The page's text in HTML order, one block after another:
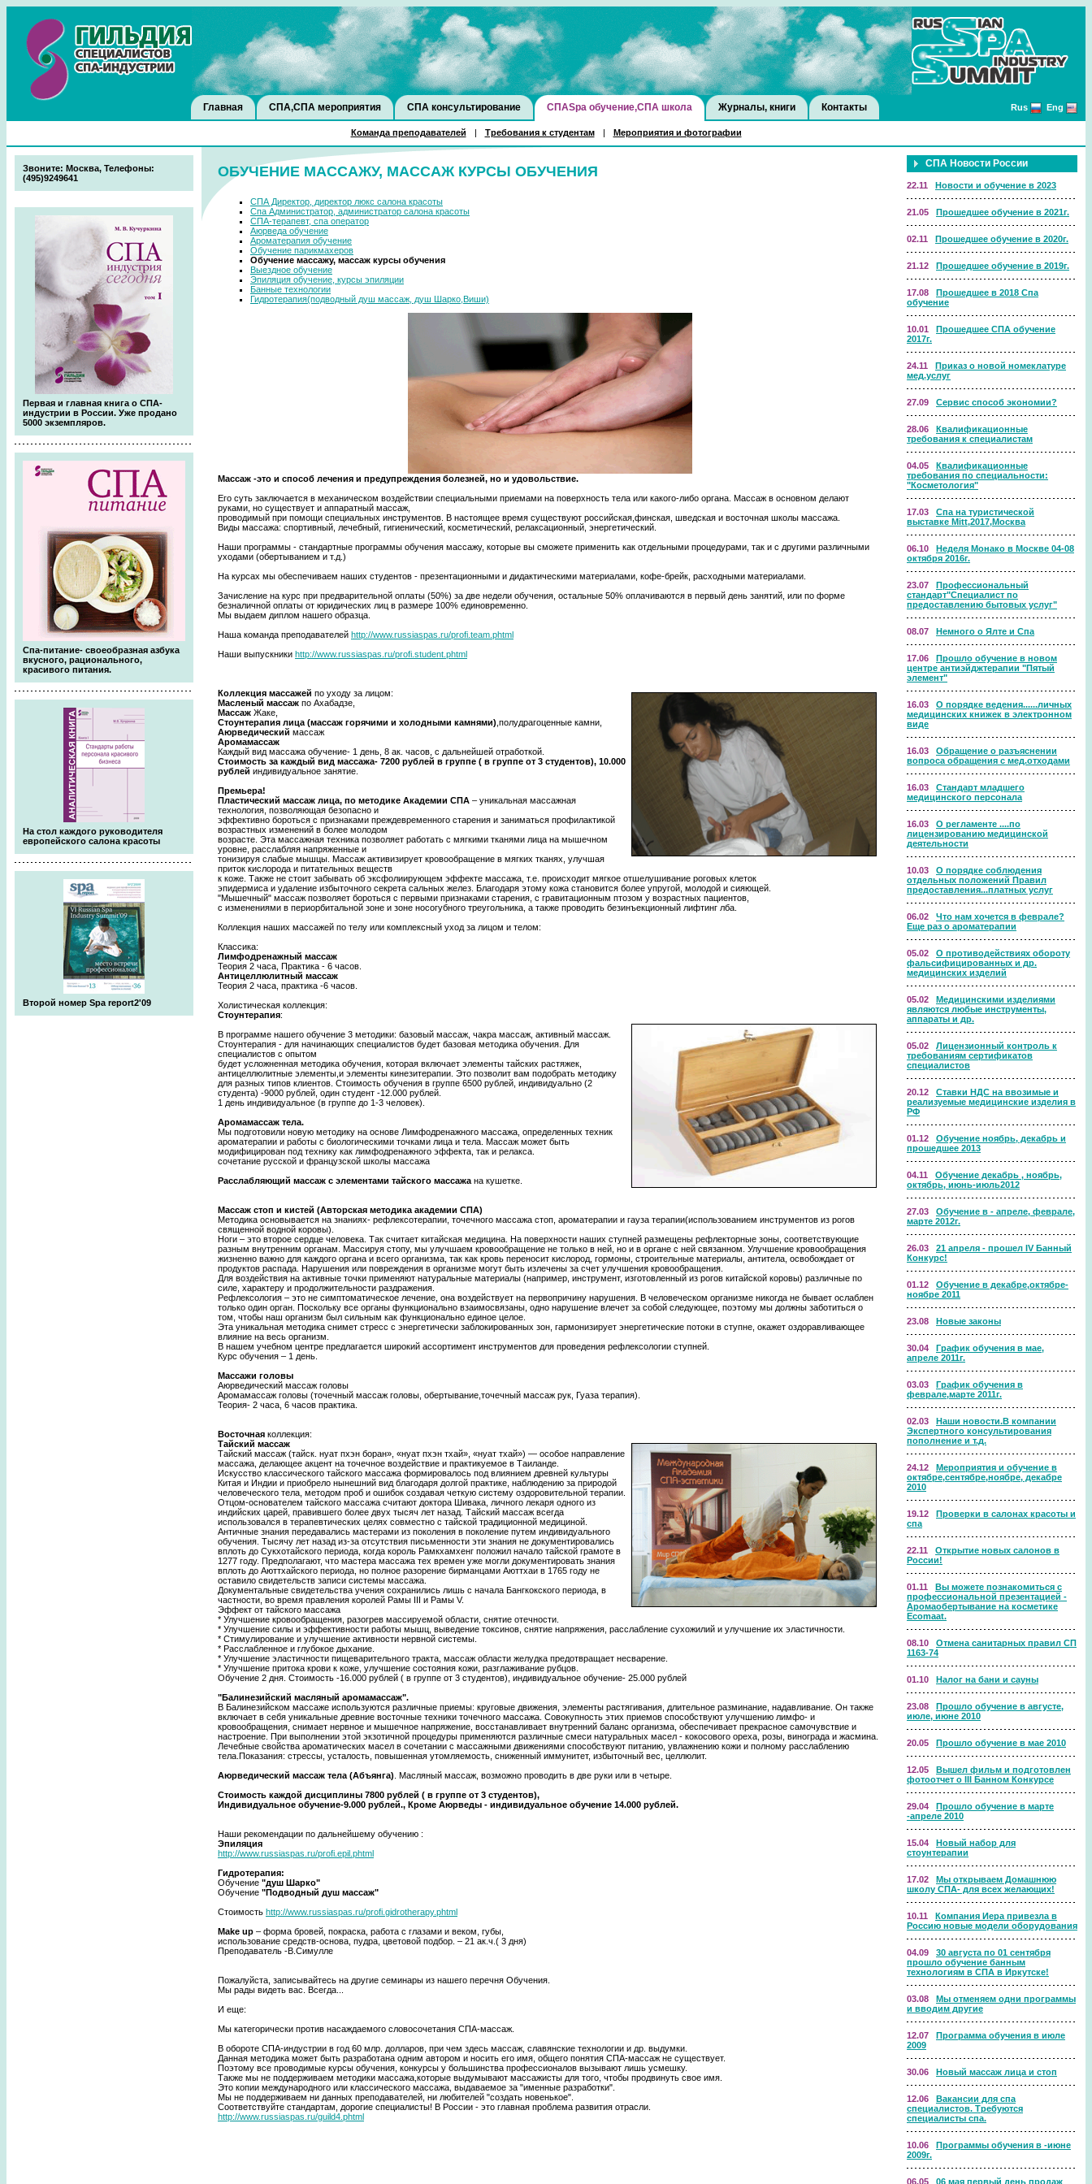
Главная СПА,СПА мероприятия СПА консультирование СПАSpa обучение,СПА школа Журналы, книги Контакты Rus Eng
Команда преподавателей | Требования к студентам | Мероприятия и фотографии
Звоните: Москва, Телефоны:
(495)9249641
Первая и главная книга о СПА-
индустрии в России. Уже продано
5000 экземпляров.
Спа-питание- своеобразная азбука
вкусного, рационального,
красивого питания.
На стол каждого руководителя
европейского салона красоты
Второй номер Spa report2'09
ОБУЧЕНИЕ МАССАЖУ, МАССАЖ КУРСЫ ОБУЧЕНИЯ
СПА Директор, директор люкс салона красоты
Спа Администратор, администратор салона красоты
СПА-терапевт, спа оператор
Аюрведа обучение
Ароматерапия обучение
Обучение парикмахеров
Обучение массажу, массаж курсы обучения
Выездное обучение
Эпиляция обучение, курсы эпиляции
Банные технологии
Гидротерапия(подводный душ массаж, душ Шарко,Виши)
Массаж -это и способ лечения и предупреждения болезней, но и удовольствие.
Его суть заключается в механическом воздействии специальными приемами на поверхность тела или какого-либо органа. Массаж в основном делают
руками, но существует и аппаратный массаж,
проводимый при помощи специальных инструментов. В настоящее время существуют российская,финская, шведская и восточная школы массажа.
Виды массажа: спортивный, лечебный, гигиенический, косметический, релаксационный, энергетический.
Наши программы - стандартные программы обучения массажу, которые вы сможете применить как отдельными процедурами, так и с другими различными
уходами (обертыванием и т.д.)
На курсах мы обеспечиваем наших студентов - презентационными и дидактическими материалами, кофе-брейк, расходными материалами.
Зачисление на курс при предварительной оплаты (50%) за две недели обучения, остальные 50% оплачиваются в первый день занятий, или по форме
безналичной оплаты от юридических лиц в размере 100% единовременно.
Мы выдаем диплом нашего образца.
Наша команда преподавателей http://www.russiaspas.ru/profi.team.phtml
Наши выпускники http://www.russiaspas.ru/profi.student.phtml
Коллекция массажей по уходу за лицом:
Масленый массаж по Ахабадзе,
Массаж Жаке,
Стоунтерапия лица (массаж горячими и холодными камнями) ,полудрагоценные камни,
Аюрведический массаж
Аромамассаж
Каждый вид массажа обучение- 1 день, 8 ак. часов, с дальнейшей отработкой.
Стоимость за каждый вид массажа- 7200 рублей в группе ( в группе от 3 студентов), 10.000
рублей индивидуальное занятие.
Премьера!
Пластический массаж лица, по методике Академии СПА – уникальная массажная
технология, позволяющая безопасно и
эффективно бороться с признаками преждевременного старения и заниматься профилактикой
возрастных изменений в более молодом
возрасте. Эта массажная техника позволяет работать с мягкими тканями лица на мышечном
уровне, расслабляя напряженные и
тонизируя слабые мышцы. Массаж активизирует кровообращение в мягких тканях, улучшая
приток кислорода и питательных веществ
к коже. Также не стоит забывать об эксфолиирующем эффекте массажа, т.е. происходит мягкое отшелушивание роговых клеток
эпидермиса и удаление избыточного секрета сальных желез. Благодаря этому кожа становится более упругой, молодой и сияющей.
"Мышечный" массаж позволяет бороться с первыми признаками старения, с гравитационным птозом у возрастных пациентов,
с изменениями в периорбитальной зоне и зоне носогубного треугольника, а также проводить безинъекционный лифтинг лба.
Коллекция наших массажей по телу или комплексный уход за лицом и телом:
Классика:
Лимфодренажный массаж
Теория 2 часа, Практика - 6 часов.
Антицеллюлитный массаж
Теория 2 часа, практика -6 часов.
Холистическая коллекция:
Стоунтерапия:
В программе нашего обучение 3 методики: базовый массаж, чакра массаж, активный массаж.
Стоунтерапия - для начинающих специалистов будет базовая методика обучения. Для
специалистов с опытом
будет усложненная методика обучения, которая включает элементы тайских растяжек,
антицеллюлитные элементы,и элементы кинезитерапии. Это позволит вам подобрать методику
для разных типов клиентов. Стоимость обучения в группе 6500 рублей, индивидуально (2
студента) -9000 рублей, один студент -12.000 рублей.
1 день индивидуальное (в группе до 1-3 человек).
Аромамассаж тела.
Мы подготовили новую методику на основе Лимфодренажного массажа, определенных техник
ароматерапии и работы с биологическими точками лица и тела. Массаж может быть
модифицирован под технику как лимфодренажного эффекта, так и релакса.
сочетание русской и французской школы массажа
Расслабляющий массаж с элементами тайского массажа на кушетке.
Массаж стоп и кистей (Авторская методика академии СПА)
Методика основывается на знаниях- рефлексотерапии, точечного массажа стоп, ароматерапии и гауза терапии(использованием инструментов из рогов
священной водной коровы).
Ноги – это второе сердце человека. Так считает китайская медицина. На поверхности наших ступней размещены рефлекторные зоны, соответствующие
разным внутренним органам. Массируя стопу, мы улучшаем кровообращение не только в ней, но и в органе с ней связанном. Улучшение кровообращения
жизненно важно для каждого органа и всего организма, так как кровь переносит кислород, гормоны, строительные материалы, антитела, освобождает от
продуктов распада. Нарушения или повреждения в организме могут быть излечены за счет улучшения кровообращения.
Для воздействия на активные точки применяют натуральные материалы (например, инструмент, изготовленный из рогов китайской коровы) различные по
силе, характеру и продолжительности раздражения.
Рефлексология – это не симптоматическое лечение, она воздействует на первопричину нарушения. В человеческом организме никогда не бывает ослаблен
только один орган. Поскольку все органы функционально взаимосвязаны, одно нарушение влечет за собой следующее, поэтому мы должны заботиться о
том, чтобы наш организм был сильным как функционально единое целое.
Эта уникальная методика снимет стресс с энергетически заблокированных зон, гармонизирует энергетические потоки в ступне, окажет оздоравливающее
влияние на весь организм.
В нашем учебном центре предлагается широкий ассортимент инструментов для проведения рефлексологии ступней.
Курс обучения – 1 день.
Массажи головы
Аюрведический массаж головы
Аромамассаж головы (точечный массаж головы, обертывание,точечный массаж рук, Гуаза терапия).
Теория- 2 часа, 6 часов практика.
Восточная коллекция:
Тайский массаж
Тайский массаж (тайск. нуат пхэн боран», «нуат пхэн тхай», «нуат тхай») — особое направление
массажа, делающее акцент на точечное воздействие и практикуемое в Таиланде.
Искусство классического тайского массажа формировалось под влиянием древней культуры
Китая и Индии и приобрело нынешний вид благодаря долгой практике, наблюдению за природой
человеческого тела, методом проб и ошибок создавая четкую систему оздоровительной терапии.
Отцом-основателем тайского массажа считают доктора Шивака, личного лекаря одного из
индийских царей, правившего более двух тысяч лет назад. Тайский массаж всегда
использовался в терапевтических целях совместно с тайской традиционной медициной.
Античные знания передавались мастерами из поколения в поколение путем индивидуального
обучения. Тысячу лет назад из-за отсутствия письменности эти знания не документировались
вплоть до Сукхотайского периода, когда король Рамкхамхенг положил начало тайской грамоте в
1277 году. Предполагают, что мастера массажа тех времен уже могли документировать знания
вплоть до Аюттхайского периода, но полное разорение бирманцами Аюттхаи в 1765 году не
оставило свидетельств записи системы массажа.
Документальные свидетельства учения сохранились лишь с начала Бангкокского периода, в
частности, во время правления королей Рамы III и Рамы V.
Эффект от тайского массажа
* Улучшение кровообращения, разогрев массируемой области, снятие отечности.
* Улучшение силы и эффективности работы мышц, выведение токсинов, снятие напряжения, расслабление сухожилий и улучшение их эластичности.
* Стимулирование и улучшение активности нервной системы.
* Расслабленное и глубокое дыхание.
* Улучшение эластичности пищеварительного тракта, массаж области желудка предотвращает несварение.
* Улучшение притока крови к коже, улучшение состояния кожи, разглаживание рубцов.
Обучение 2 дня. Стоимость -16.000 рублей ( в группе от 3 студентов), индивидуальное обучение- 25.000 рублей
"Балинезийский масляный аромамассаж".
В Балинезийском массаже используются различные приемы: круговые движения, элементы растягивания, длительное разминание, надавливание. Он также
включает в себя уникальные древние восточные техники точечного массажа. Совокупность этих приемов способствуют улучшению лимфо- и
кровообращения, снимает нервное и мышечное напряжение, восстанавливает внутренний баланс организма, обеспечивает прекрасное самочувствие и
настроение. При выполнении этой экзотичной процедуры применяются различные смеси натуральных масел - кокосового ореха, розы, винограда и жасмина.
Лечебные свойства ароматических масел в сочетании с массажными движениями способствуют питанию, увлажнению кожи и полному расслаблению
тела.Показания: стрессы, усталость, повышенная утомляемость, сниженный иммунитет, избыточный вес, целлюлит.
Аюрведический массаж тела (Абъянга) . Масляный массаж, возможно проводить в две руки или в четыре.
Стоимость каждой дисциплины 7800 рублей ( в группе от 3 студентов),
Индивидуальное обучение-9.000 рублей., Кроме Аюрведы - индивидуальное обучение 14.000 рублей.
Наши рекомендации по дальнейшему обучению :
Эпиляция
http://www.russiaspas.ru/profi.epil.phtml
Гидротерапия:
Обучение "душ Шарко"
Обучение "Подводный душ массаж"
Стоимость http://www.russiaspas.ru/profi.gidrotherapy.phtml
Make up – форма бровей, покраска, работа с глазами и веком, губы,
использование средств-основа, пудра, цветовой подбор. – 21 ак.ч.( 3 дня)
Преподаватель -В.Симулле
Пожалуйста, записывайтесь на другие семинары из нашего перечня Обучения.
Мы рады видеть вас. Всегда...
И еще:
Мы категорически против насаждаемого словосочетания СПА-массаж.
В обороте СПА-индустрии в год 60 млр. долларов, при чем здесь массаж, славянские технологии и др. выдумки.
Данная методика может быть разработана одним автором и носить его имя, общего понятия СПА-массаж не существует.
Поэтому все проводимые курсы обучения, конкурсы у большинства профессионалов вызывают лишь усмешку.
Также мы не поддерживаем методики массажа,которые выдумывают массажисты для того, чтобы продвинуть свое имя.
Это копии международного или классического массажа, выдаваемое за "именные разработки".
Мы не поддерживаем ни данных преподавателей, ни любителей "создать новенькое".
Соответствуйте стандартам, дорогие специалисты! В России - это главная проблема развития отрасли.
http://www.russiaspas.ru/guild4.phtml
СПА Новости России
22.11 Новости и обучение в 2023
21.05 Прошедшее обучение в 2021г.
02.11 Прошедшее обучение в 2020г.
21.12 Прошедшее обучение в 2019г.
17.08
Прошедшее в 2018 Спа
обучение
10.01
Прошедшее СПА обучение
2017г.
24.11
Приказ о новой номеклатуре
мед.услуг
27.09 Сервис способ экономии?
28.06
Квалификационные
требования к специалистам
04.05
Квалификационные
требования по специальности:
"Косметология"
17.03
Спа на туристической
выставке Mitt,2017,Москва
06.10
Неделя Монако в Москве 04-08
октября 2016г.
23.07
Профессиональный
стандарт"Специалист по
предоставлению бытовых услуг"
08.07 Немного о Ялте и Спа
17.06
Прошло обучение в новом
центре антиэйджтерапии "Пятый
элемент"
16.03
О порядке ведения......личных
медицинских книжек в электронном
виде
16.03
Обращение о разъяснении
вопроса обращения с мед.отходами
16.03
Стандарт младшего
медицинского персонала
16.03
О регламенте ....по
лицензированию медицинской
деятельности
10.03
О порядке соблюдения
отдельных положений Правил
предоставления...платных услуг
06.02
Что нам хочется в феврале?
Еще раз о ароматерапии
05.02
О противодействиях обороту
фальсифицированных и др.
медицинских изделий
05.02
Медицинскими изделиями
являются любые инструменты,
аппараты и др.
05.02
Лицензионный контроль к
требованиям сертификатов
специалистов
20.12
Ставки НДС на ввозимые и
реализуемые медицинские изделия в
РФ
01.12
Обучение ноябрь, декабрь и
прошедшее 2013
04.11
Обучение декабрь , ноябрь,
октябрь, июнь-июль2012
27.03
Обучение в - апреле, феврале,
марте 2012г.
26.03
21 апреля - прошел IV Банный
Конкурс!
01.12
Обучение в декабре,октябре-
ноябре 2011
23.08 Новые законы
30.04
График обучения в мае,
апреле 2011г.
03.03
График обучения в
феврале,марте 2011г.
02.03
Наши новости.В компании
Экспертного консультирования
пополнение и т.д.
24.12
Мероприятия и обучение в
октябре,сентябре,ноябре, декабре
2010
19.12
Проверки в салонах красоты и
спа
22.11
Открытие новых салонов в
России!
01.11
Вы можете познакомиться с
профессиональной презентацией -
Аромаобертывание на косметике
Ecomaat.
08.10
Отмена санитарных правил СП
1163-74
01.10 Налог на бани и сауны
23.08
Прошло обучение в августе,
июле, июне 2010
20.05 Прошло обучение в мае 2010
12.05
Вышел фильм и подготовлен
фотоотчет о III Банном Конкурсе
29.04
Прошло обучение в марте
-апреле 2010
15.04
Новый набор для
стоунтерапии
17.02
Мы открываем Домашнюю
школу СПА- для всех желающих!
10.11
Компания Иера привезла в
Россию новые модели оборудования
04.09
30 августа по 01 сентября
прошло обучение банным
технологиям в СПА в Иркутске!
03.08
Мы отменяем одни программы
и вводим другие
12.07
Программа обучения в июле
2009
30.06 Новый массаж лица и стоп
12.06
Вакансии для спа
специалистов. Требуются
специалисты спа.
10.06
Программы обучения в -июне
2009г.
06.05 06 мая первый день продаж